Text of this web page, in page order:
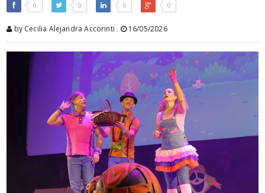
0 0 0 0
by Cecilia Alejandra Accorinti , 16/05/2026